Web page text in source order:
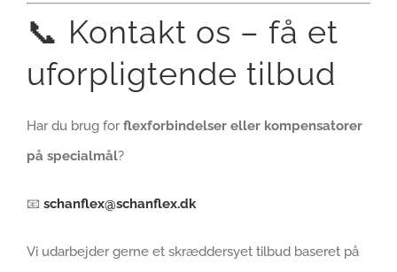
📞 Kontakt os – få et
uforpligtende tilbud
Har du brug forflexforbindelser eller kompensatorer
på specialmål?
📧 schanflex@schanflex.dk
Vi udarbejder gerne et skræddersyet tilbud baseret på